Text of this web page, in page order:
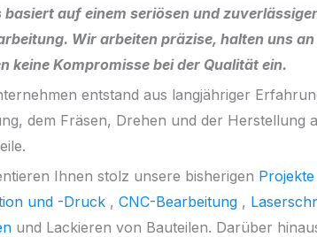
basiert auf einem seriösen und
Wir arbeiten präzise, ​​halten uns
keine Kompromisse bei der Qualität ein.
entstand aus langjähriger
dem Fräsen, Drehen und der Herstellung
Ihnen stolz unsere bisherigen Projekte
und -Druck , CNC-Bearbeitung ,
und Lackieren von Bauteilen. Darüber